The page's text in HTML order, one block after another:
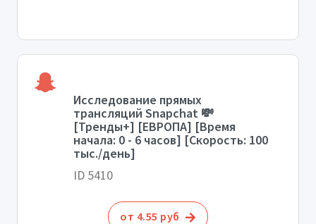
Исследование прямых
трансляций Snapchat 💸
[Тренды+] [ЕВРОПА] [Время
начала: 0 - 6 часов] [Скорость: 100
тыс./день]
ID 5410
от 4.55 руб